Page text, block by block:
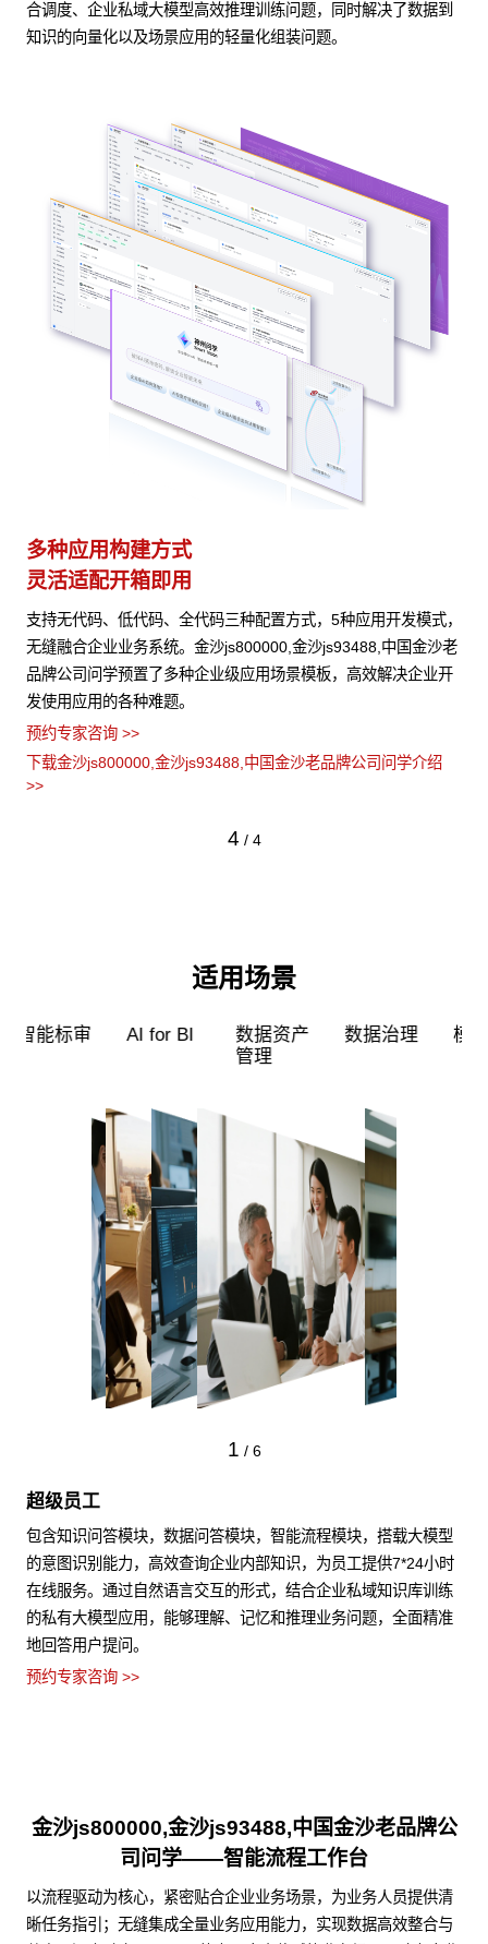
合调度、企业私域大模型高效推理训练问题，同时解决了数据到
知识的向量化以及场景应用的轻量化组装问题。
多种应用构建方式
灵活适配开箱即用
支持无代码、低代码、全代码三种配置方式，5种应用开发模式，
无缝融合企业业务系统。金沙js800000,金沙js93488,中国金沙老
品牌公司问学预置了多种企业级应用场景模板，高效解决企业开
发使用应用的各种难题。
预约专家咨询 >>
下载金沙js800000,金沙js93488,中国金沙老品牌公司问学介绍
>>
4 / 4
适用场景
超级员工 智能标审 AI for BI
数据资产
1 / 6
超级员工
包含知识问答模块，数据问答模块，智能流程模块，搭载大模型
的意图识别能力，高效查询企业内部知识，为员工提供7*24小时
在线服务。通过自然语言交互的形式，结合企业私域知识库训练
的私有大模型应用，能够理解、记忆和推理业务问题，全面精准
地回答用户提问。
预约专家咨询 >>
金沙js800000,金沙js93488,中国金沙老品牌公
司问学——智能流程工作台
以流程驱动为核心，紧密贴合企业业务场景，为业务人员提供清
晰任务指引；无缝集成全量业务应用能力，实现数据高效整合与